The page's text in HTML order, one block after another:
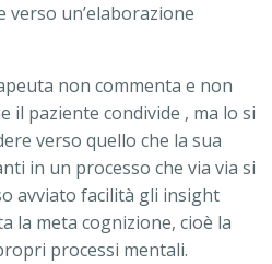
un’elaborazione
non commenta e non
il paziente condivide , ma lo si
verso quello che la sua
in un processo che via via si
avviato facilità gli insight
la meta cognizione, cioè la
processi mentali.